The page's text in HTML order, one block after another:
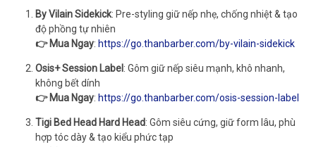
By Vilain Sidekick: Pre-styling giữ nếp nhẹ, chống nhiệt & tạo
độ phồng tự nhiên
👉 Mua Ngay: https://go.thanbarber.com/by-vilain-sidekick
Osis+ Session Label : Gôm giữ nếp siêu mạnh, khô nhanh,
không bết dính
👉 Mua Ngay: https://go.thanbarber.com/osis-session-label
Tigi Bed Head Hard Head: Gôm siêu cứng, giữ form lâu, phù
hợp tóc dày & tạo kiểu phức tạp